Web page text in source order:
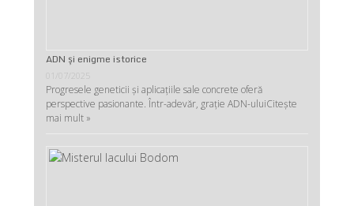
ADN şi enigme istorice
01/07/2025
Progresele geneticii şi aplicaţiile sale concrete oferă
perspective pasionante. Într-adevăr, graţie ADN-uluiCitește
mai mult »